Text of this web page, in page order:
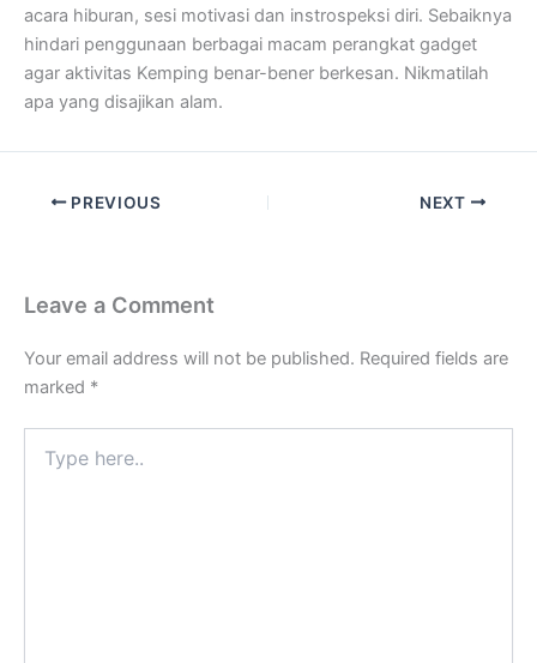
acara hiburan, sesi motivasi dan instrospeksi diri. Sebaiknya
hindari penggunaan berbagai macam perangkat gadget
agar aktivitas Kemping benar-bener berkesan. Nikmatilah
apa yang disajikan alam.
PREVIOUS NEXT
Leave a Comment
Your email address will not be published. Required fields are
marked *
here..